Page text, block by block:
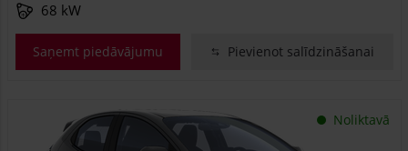
68 kW
Saņemt piedāvājumu Pievienot salīdzināšanai
Noliktavā